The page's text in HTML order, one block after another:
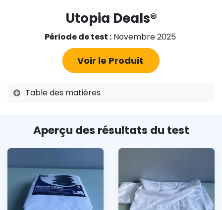
Utopia Deals®
Période de test :Novembre 2025
Voir le Produit
Table des matières
Aperçu des résultats du test